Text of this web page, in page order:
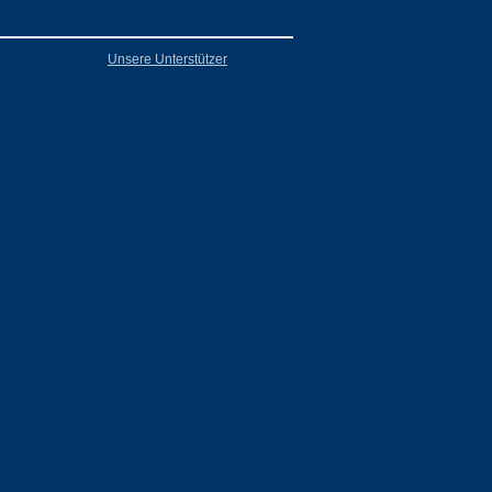
Unsere Unterstützer